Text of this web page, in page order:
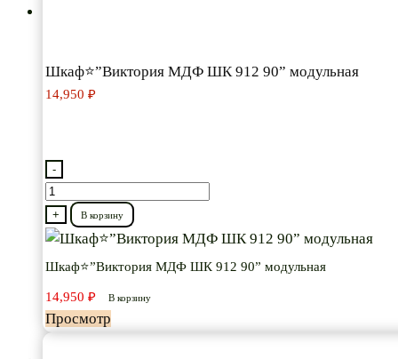
Шкаф⭐”Виктория МДФ ШК 912 90” модульная
14,950 ₽
-
Количество
товара
Шкаф⭐”Виктория
912
90”
+ В корзину
Шкаф⭐”Виктория МДФ ШК 912 90” модульная
14,950 ₽ В корзину
Просмотр